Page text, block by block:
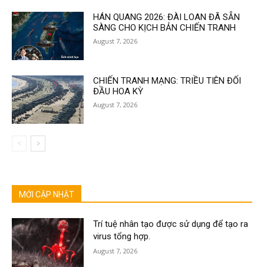
HÁN QUANG 2026: ĐÀI LOAN ĐÃ SẴN
SÀNG CHO KỊCH BẢN CHIẾN TRANH
August 7, 2026
CHIẾN TRANH MẠNG: TRIỀU TIÊN ĐỐI
ĐẦU HOA KỲ
August 7, 2026
MỚI CẬP NHẬT
Trí tuệ nhân tạo được sử dụng để tạo ra
virus tổng hợp.
August 7, 2026